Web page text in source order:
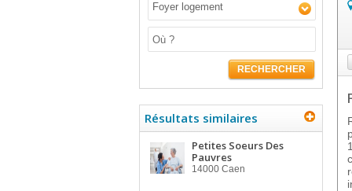
Foyer logement
RECHERCHER
Résultats similaires
Petites Soeurs Des
Pauvres
14000 Caen